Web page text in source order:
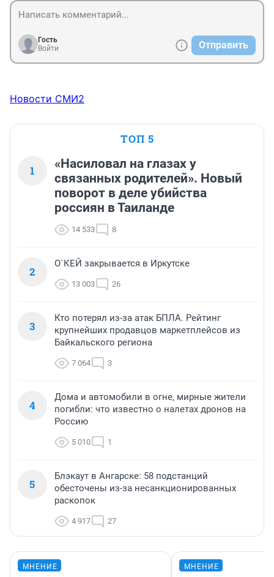
Гость
Войти
Отправить
Новости СМИ2
ТОП 5
1
«Насиловал на глазах у
связанных родителей». Новый
поворот в деле убийства
россиян в Таиланде
14 533 8
2
О`КЕЙ закрывается в Иркутске
13 003 26
3
Кто потерял из-за атак БПЛА. Рейтинг
крупнейших продавцов маркетплейсов из
Байкальского региона
7 064 3
4
Дома и автомобили в огне, мирные жители
погибли: что известно о налетах дронов на
Россию
5 010 1
5
Блэкаут в Ангарске: 58 подстанций
обесточены из-за несанкционированных
раскопок
4 917 27
МНЕНИЕ МНЕНИЕ